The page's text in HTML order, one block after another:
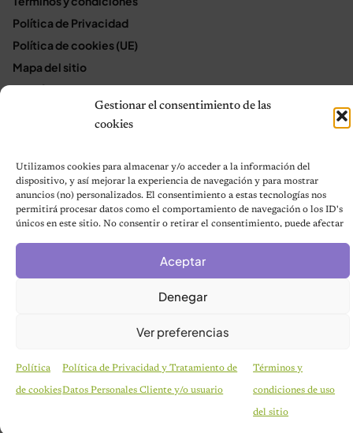
Gestionar el consentimiento de las
cookies
Utilizamos cookies para almacenar y/o acceder a la información del
dispositivo, y así mejorar la experiencia de navegación y para mostrar
anuncios (no) personalizados. El consentimiento a estas tecnologías nos
permitirá procesar datos como el comportamiento de navegación o los ID's
únicos en este sitio. No consentir o retirar el consentimiento, puede afectar
Aceptar
Denegar
Ver preferencias
Política
de cookies
Política de Privacidad y Tratamiento de
Datos Personales Cliente y/o usuario
Términos y
condiciones de uso
del sitio
HISTORIAS EMOTIVAS
El Día Que 101 Perros Conocieron Por Primera
Política de Privacidad
Política de cookies (UE)
Mapa del sitio
Contáctanos
Terms and Conditions
© 2026 Notas de Mascotas
Política de privacidad